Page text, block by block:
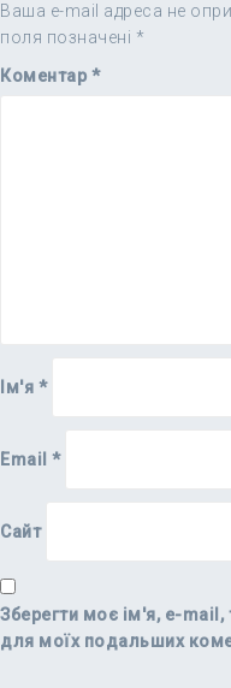
Ваша e-mail адреса не
поля позначені *
Коментар *
Ім'я *
Email *
Сайт
Зберегти моє ім'я, e-mail,
для моїх подальших